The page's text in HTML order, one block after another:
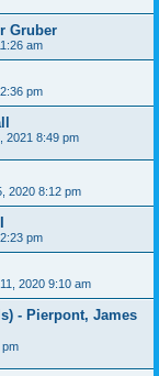
Gruber
am
pm
2021 8:49 pm
2020 8:12 pm
pm
2020 9:10 am
- Pierpont, James
pm